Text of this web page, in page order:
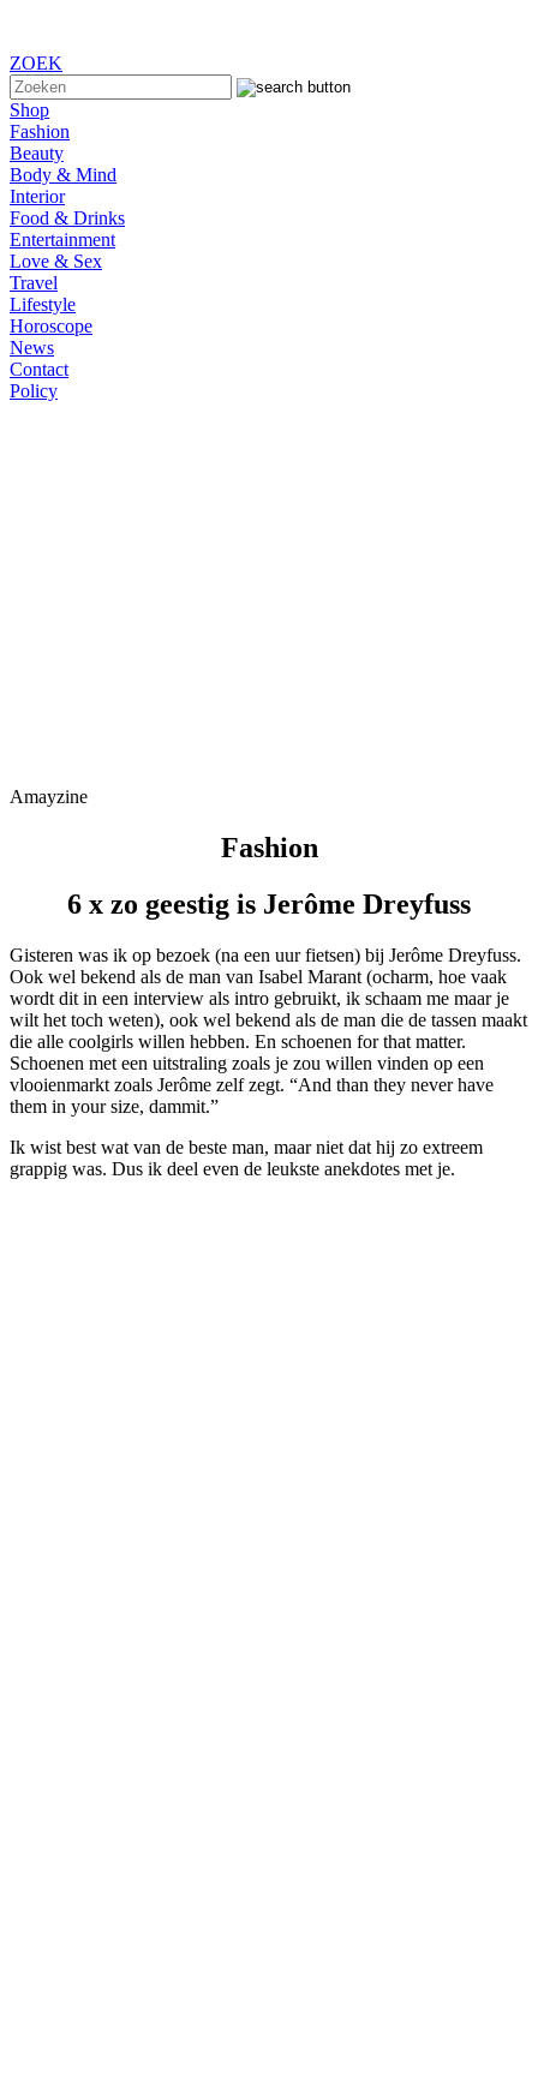
ZOEK
Shop
Fashion
Beauty
Body & Mind
Interior
Food & Drinks
Entertainment
Love & Sex
Travel
Lifestyle
Horoscope
News
Contact
Policy
Amayzine
Fashion
6 x zo geestig is Jerôme Dreyfuss
Gisteren was ik op bezoek (na een uur fietsen) bij Jerôme Dreyfuss.
Ook wel bekend als de man van Isabel Marant (ocharm, hoe vaak
wordt dit in een interview als intro gebruikt, ik schaam me maar je
wilt het toch weten), ook wel bekend als de man die de tassen maakt
die alle coolgirls willen hebben. En schoenen for that matter.
Schoenen met een uitstraling zoals je zou willen vinden op een
vlooienmarkt zoals Jerôme zelf zegt. “And than they never have
them in your size, dammit.”
Ik wist best wat van de beste man, maar niet dat hij zo extreem
grappig was. Dus ik deel even de leukste anekdotes met je.